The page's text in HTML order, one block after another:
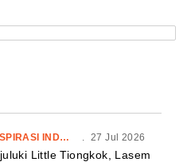
INSPIRASI INDONESIA . 27 Jul 2026
Little Tiongkok, Lasem